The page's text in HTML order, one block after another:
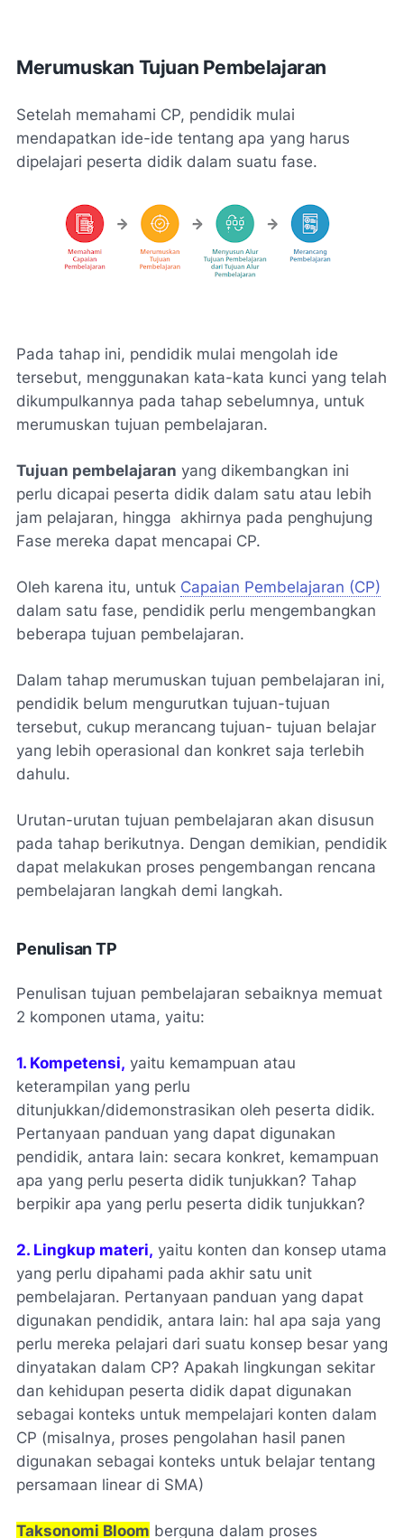
Merumuskan Tujuan Pembelajaran
Setelah memahami CP, pendidik mulai
mendapatkan ide-ide tentang apa yang harus
dipelajari peserta didik dalam suatu fase.
Pada tahap ini, pendidik mulai mengolah ide
tersebut, menggunakan kata-kata kunci yang telah
dikumpulkannya pada tahap sebelumnya, untuk
merumuskan tujuan pembelajaran.
Tujuan pembelajaran yang dikembangkan ini
perlu dicapai peserta didik dalam satu atau lebih
jam pelajaran, hingga akhirnya pada penghujung
Fase mereka dapat mencapai CP.
Oleh karena itu, untuk Capaian Pembelajaran (CP)
dalam satu fase, pendidik perlu mengembangkan
beberapa tujuan pembelajaran.
Dalam tahap merumuskan tujuan pembelajaran ini,
pendidik belum mengurutkan tujuan-tujuan
tersebut, cukup merancang tujuan- tujuan belajar
yang lebih operasional dan konkret saja terlebih
dahulu.
Urutan-urutan tujuan pembelajaran akan disusun
pada tahap berikutnya. Dengan demikian, pendidik
dapat melakukan proses pengembangan rencana
pembelajaran langkah demi langkah.
Penulisan TP
Penulisan tujuan pembelajaran sebaiknya memuat
2 komponen utama, yaitu:
1. Kompetensi, yaitu kemampuan atau
keterampilan yang perlu
ditunjukkan/didemonstrasikan oleh peserta didik.
Pertanyaan panduan yang dapat digunakan
pendidik, antara lain: secara konkret, kemampuan
apa yang perlu peserta didik tunjukkan? Tahap
berpikir apa yang perlu peserta didik tunjukkan?
2. Lingkup materi, yaitu konten dan konsep utama
yang perlu dipahami pada akhir satu unit
pembelajaran. Pertanyaan panduan yang dapat
digunakan pendidik, antara lain: hal apa saja yang
perlu mereka pelajari dari suatu konsep besar yang
dinyatakan dalam CP? Apakah lingkungan sekitar
dan kehidupan peserta didik dapat digunakan
sebagai konteks untuk mempelajari konten dalam
CP (misalnya, proses pengolahan hasil panen
digunakan sebagai konteks untuk belajar tentang
persamaan linear di SMA)
Taksonomi Bloom berguna dalam proses